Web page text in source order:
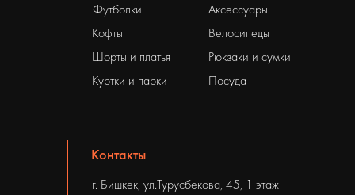
Контакты
г. Бишкек, ул.Турусбекова, 45, 1 этаж
Рюкзаки и сумки
Велосипеды
Аксессуары
Футболки
Куртки и парки
Кофты
Шорты и платья
Посуда